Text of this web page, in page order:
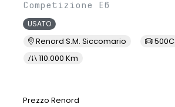
Competizione E6
USATO
Renord S.M. Siccomario 500C
110.000 Km
Prezzo Renord